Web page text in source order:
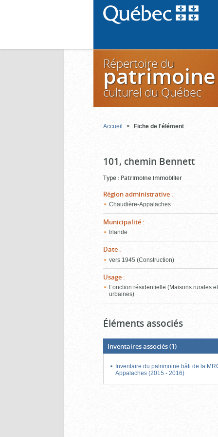
Répertoire du
patrimoine
culturel du Québec
Accueil Fiche de l'élément
101, chemin Bennett
Type : Patrimoine immobilier
Région administrative :
Chaudière-Appalaches
Municipalité :
Irlande
Date :
vers 1945 (Construction)
Usage :
Fonction résidentielle (Maisons rurales et
urbaines)
Éléments associés
Inventaires associés(1)
Inventaire du patrimoine bâti de la
Appalaches (2015 - 2016)